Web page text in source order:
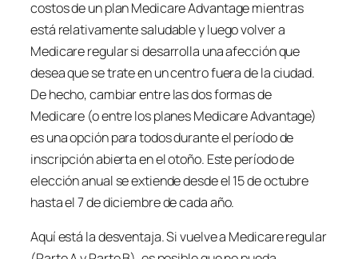
costos de un plan Medicare Advantage mientras
está relativamente saludable y luego volver a
Medicare regular si desarrolla una afección que
desea que se trate en un centro fuera de la ciudad.
De hecho, cambiar entre las dos formas de
Medicare (o entre los planes Medicare Advantage)
es una opción para todos durante el período de
inscripción abierta en el otoño. Este período de
elección anual se extiende desde el 15 de octubre
hasta el 7 de diciembre de cada año.
Aquí está la desventaja. Si vuelve a Medicare regular